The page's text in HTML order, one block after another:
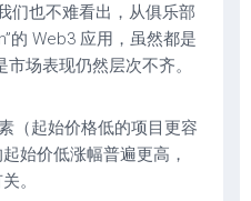
们也不难看出，从俱乐部
的 Web3 应用，虽然都是
场表现仍然层次不齐。
（起始价格低的项目更容
始价低涨幅普遍更高，
。